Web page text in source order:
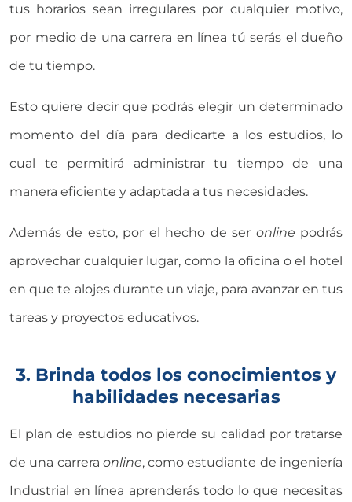
tus horarios sean irregulares por cualquier motivo,
por medio de una carrera en línea tú serás el dueño
de tu tiempo.
Esto quiere decir que podrás elegir un determinado
momento del día para dedicarte a los estudios, lo
cual te permitirá administrar tu tiempo de una
manera eficiente y adaptada a tus necesidades.
Además de esto, por el hecho de ser online podrás
aprovechar cualquier lugar, como la oficina o el hotel
en que te alojes durante un viaje, para avanzar en tus
tareas y proyectos educativos.
3. Brinda todos los conocimientos y
habilidades necesarias
El plan de estudios no pierde su calidad por tratarse
de una carrera online, como estudiante de ingeniería
Industrial en línea aprenderás todo lo que necesitas